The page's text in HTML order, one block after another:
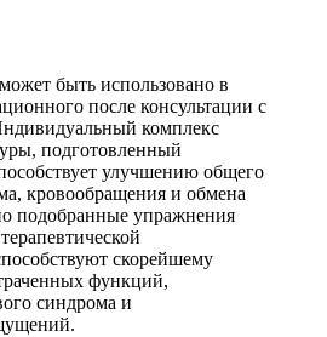
быть использовано в
после консультации с
комплекс
подготовленный
улучшению общего
кровообращения и обмена
подобранные упражнения
скорейшему
функций,
синдрома и